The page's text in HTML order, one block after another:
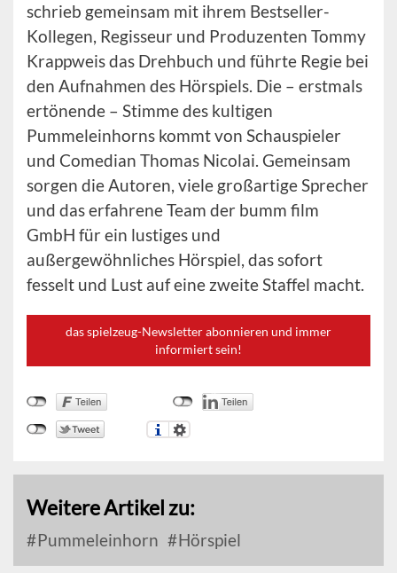
schrieb gemeinsam mit ihrem Bestseller-
Kollegen, Regisseur und Produzenten Tommy
Krappweis das Drehbuch und führte Regie bei
den Aufnahmen des Hörspiels. Die – erstmals
ertönende – Stimme des kultigen
Pummeleinhorns kommt von Schauspieler
und Comedian Thomas Nicolai. Gemeinsam
sorgen die Autoren, viele großartige Sprecher
und das erfahrene Team der bumm film
GmbH für ein lustiges und
außergewöhnliches Hörspiel, das sofort
fesselt und Lust auf eine zweite Staffel macht.
das spielzeug-Newsletter abonnieren und immer
informiert sein!
Weitere Artikel zu:
Pummeleinhorn Hörspiel